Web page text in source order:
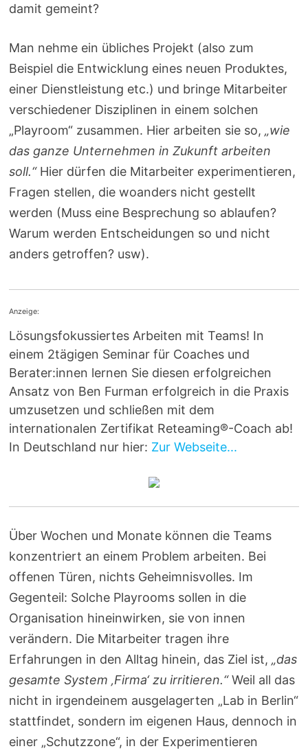
damit gemeint?
Man nehme ein übliches Projekt (also zum
Beispiel die Entwicklung eines neuen Produktes,
einer Dienstleistung etc.) und bringe Mitarbeiter
verschiedener Disziplinen in einem solchen
„Playroom“ zusammen. Hier arbeiten sie so,„wie
das ganze Unternehmen in Zukunft arbeiten
soll.“ Hier dürfen die Mitarbeiter experimentieren,
Fragen stellen, die woanders nicht gestellt
werden (Muss eine Besprechung so ablaufen?
Warum werden Entscheidungen so und nicht
anders getroffen? usw).
Anzeige:
Lösungsfokussiertes Arbeiten mit Teams! In
einem 2tägigen Seminar für Coaches und
Berater:innen lernen Sie diesen erfolgreichen
Ansatz von Ben Furman erfolgreich in die Praxis
umzusetzen und schließen mit dem
internationalen Zertifikat Reteaming®-Coach ab!
In Deutschland nur hier: Zur Webseite...
Über Wochen und Monate können die Teams
konzentriert an einem Problem arbeiten. Bei
offenen Türen, nichts Geheimnisvolles. Im
Gegenteil: Solche Playrooms sollen in die
Organisation hineinwirken, sie von innen
verändern. Die Mitarbeiter tragen ihre
Erfahrungen in den Alltag hinein, das Ziel ist,„das
gesamte System ‚Firma‘ zu irritieren.“Weil all das
nicht in irgendeinem ausgelagerten „Lab in Berlin“
stattfindet, sondern im eigenen Haus, dennoch in
einer „Schutzzone“, in der Experimentieren